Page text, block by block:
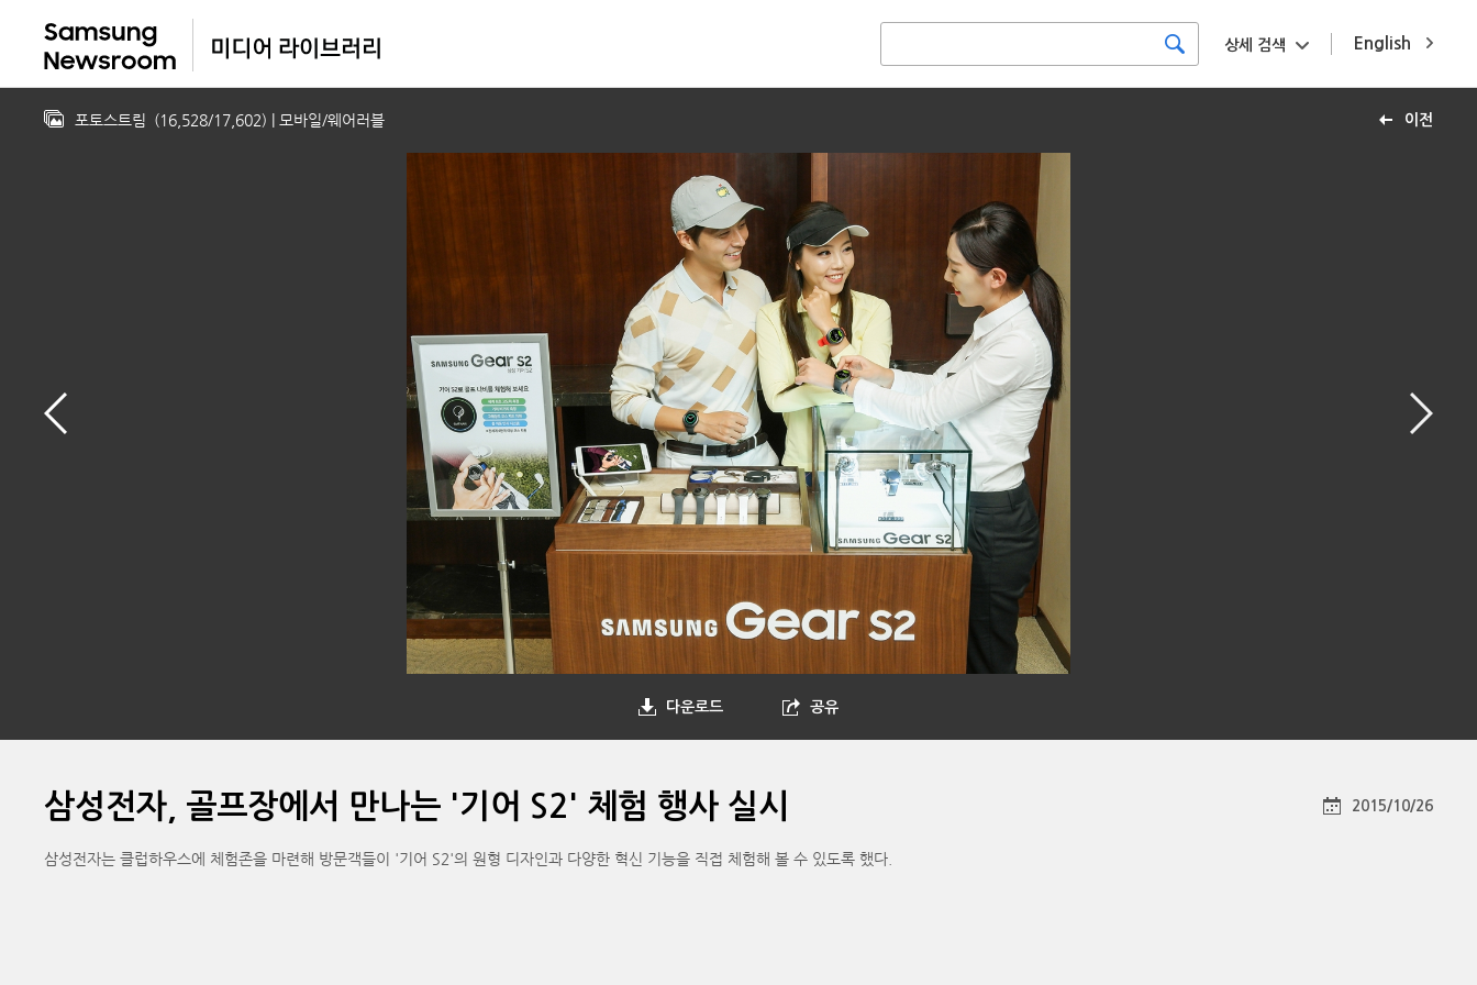
English
상세 검색
이전
포토스트림 (16,528/17,602) | 모바일/웨어러블
다운로드 공유
삼성전자, 골프장에서 만나는 '기어 S2' 체험 행사 실시 2015/10/26
삼성전자는 클럽하우스에 체험존을 마련해 방문객들이 '기어 S2'의 원형 디자인과 다양한 혁신 기능을 직접 체험해 볼 수 있도록 했다.